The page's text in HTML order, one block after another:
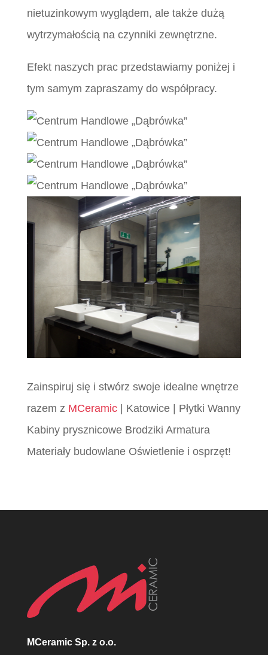
nietuzinkowym wyglądem, ale także dużą
wytrzymałością na czynniki zewnętrzne.
Efekt naszych prac przedstawiamy poniżej i
tym samym zapraszamy do współpracy.
Zainspiruj się i stwórz swoje idealne wnętrze
razem z MCeramic| Katowice | Płytki Wanny
Kabiny prysznicowe Brodziki Armatura
Materiały budowlane Oświetlenie i osprzęt!
MCeramic Sp. z o.o.